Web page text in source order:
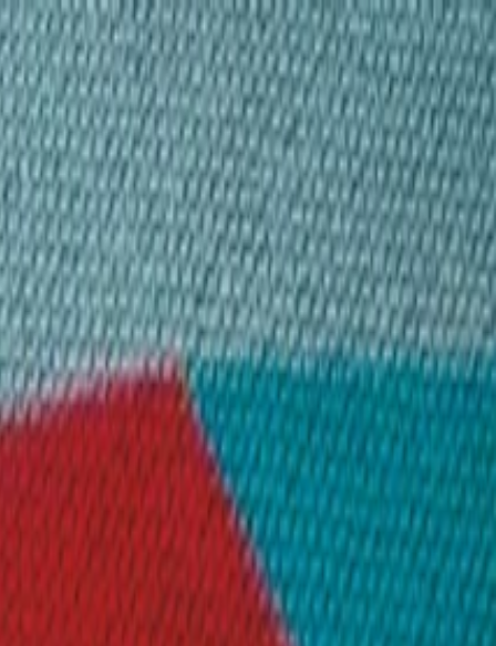
الصفحة الرئيسية
الشركة
الاستدامة
المنتجات
المشاريع
المدونة
التواصل
AR